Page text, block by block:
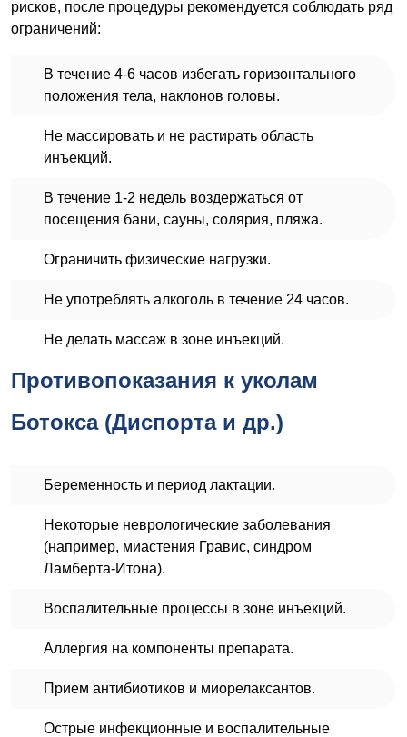
рисков, после процедуры рекомендуется соблюдать ряд
ограничений:
В течение 4-6 часов избегать горизонтального
положения тела, наклонов головы.
Не массировать и не растирать область
инъекций.
В течение 1-2 недель воздержаться от
посещения бани, сауны, солярия, пляжа.
Ограничить физические нагрузки.
Не употреблять алкоголь в течение 24 часов.
Не делать массаж в зоне инъекций.
Противопоказания к уколам
Ботокса (Диспорта и др.)
Беременность и период лактации.
Некоторые неврологические заболевания
(например, миастения Гравис, синдром
Ламберта-Итона).
Воспалительные процессы в зоне инъекций.
Аллергия на компоненты препарата.
Прием антибиотиков и миорелаксантов.
Острые инфекционные и воспалительные